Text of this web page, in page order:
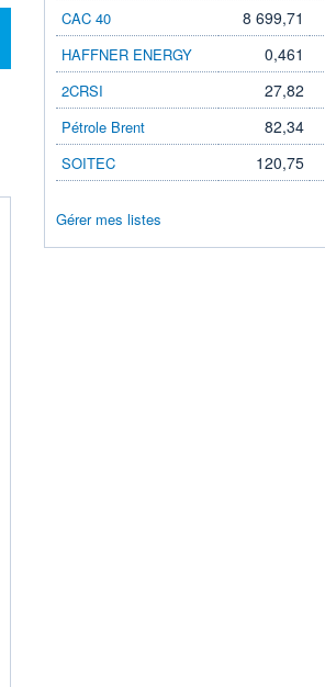
CAC 40
8 699,71
HAFFNER ENERGY 0,461
2CRSI 27,82
Pétrole Brent 82,34
SOITEC 120,75
Gérer mes listes